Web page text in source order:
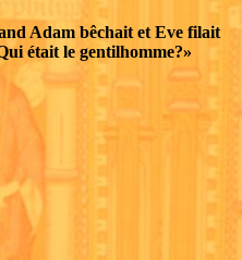
Adam bêchait et Eve filait
était le gentilhomme?»